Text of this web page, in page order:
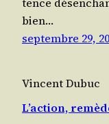
tence
bien…
septembre 29,
Vincent Dubuc
L’action,